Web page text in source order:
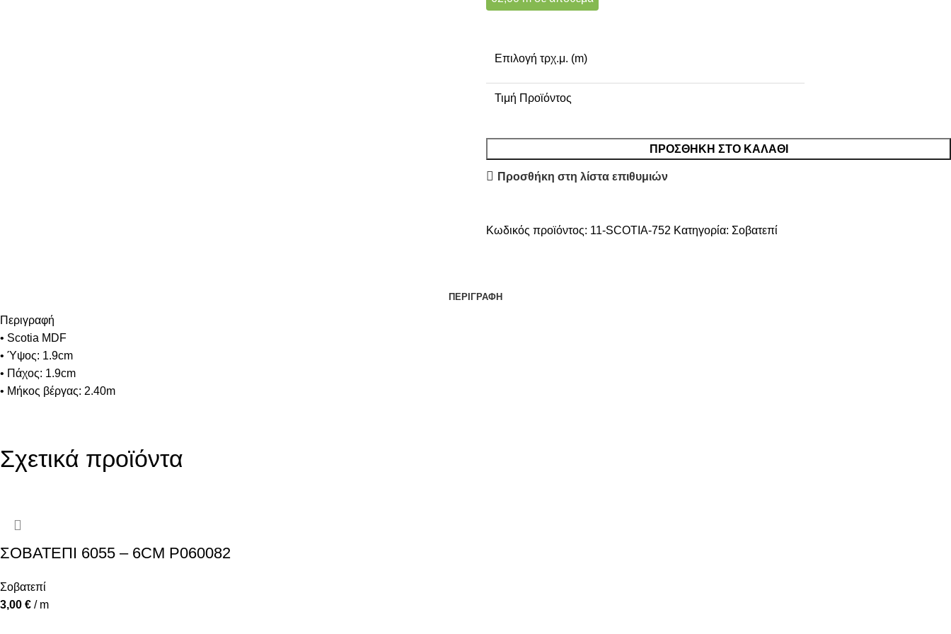
Επιλογή τρχ.μ. (m)
Τιμή Προϊόντος
ΠΡΟΣΘΉΚΗ ΣΤΟ ΚΑΛΆΘΙ
Προσθήκη στη λίστα επιθυμιών
Κωδικός προϊόντος: 11-SCOTIA-752 Κατηγορία: Σοβατεπί
ΠΕΡΙΓΡΑΦΉ
Περιγραφή
• Scotia MDF
• Ύψος: 1.9cm
• Πάχος: 1.9cm
• Μήκος βέργας: 2.40m
Σχετικά προϊόντα
ΣΟΒΑΤΕΠΙ 6055 – 6CM P060082
Σοβατεπί
3,00 € / m